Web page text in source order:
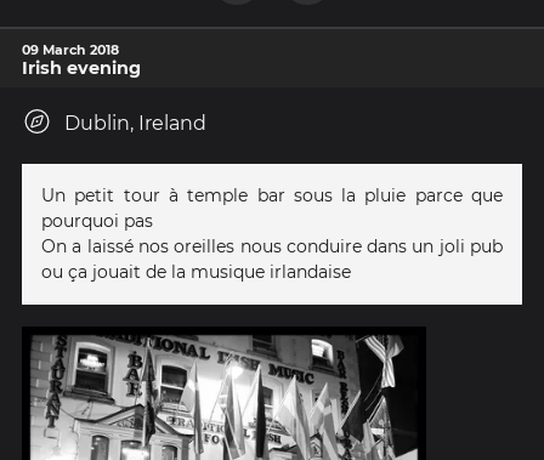
09 March 2018
Irish evening
Dublin, Ireland
Un petit tour à temple bar sous la pluie parce que
pourquoi pas
On a laissé nos oreilles nous conduire dans un joli pub
ou ça jouait de la musique irlandaise